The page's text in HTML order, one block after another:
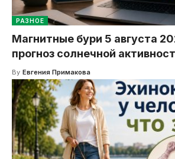
РАЗНОЕ
Магнитные бури 5 августа
прогноз солнечной
By Евгения Примакова